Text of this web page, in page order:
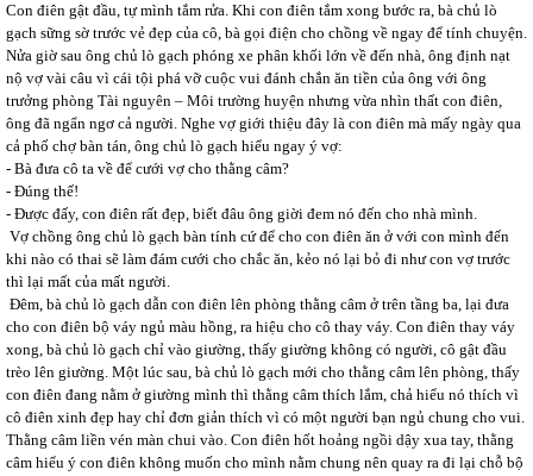
Con điên gật đầu, tự mình tắm rửa. Khi con điên tắm xong bước ra, bà chủ lò
gạch sững sờ trước vẻ đẹp của cô, bà gọi điện cho chồng về ngay để tính chuyện.
Nửa giờ sau ông chủ lò gạch phóng xe phân khối lớn về đến nhà, ông định nạt
nộ vợ vài câu vì cái tội phá vỡ cuộc vui đánh chắn ăn tiền của ông với ông
trưởng phòng Tài nguyên – Môi trường huyện nhưng vừa nhìn thất con điên,
ông đã ngẩn ngơ cả người. Nghe vợ giới thiệu đây là con điên mà mấy ngày qua
cả phố chợ bàn tán, ông chủ lò gạch hiểu ngay ý vợ:
- Bà đưa cô ta về để cưới vợ cho thằng câm?
- Đúng thế!
- Được đấy, con điên rất đẹp, biết đâu ông giời đem nó đến cho nhà mình.
Vợ chồng ông chủ lò gạch bàn tính cứ để cho con điên ăn ở với con mình đến
khi nào có thai sẽ làm đám cưới cho chắc ăn, kẻo nó lại bỏ đi như con vợ trước
thì lại mất của mất người.
Đêm, bà chủ lò gạch dẫn con điên lên phòng thằng câm ở trên tầng ba, lại đưa
cho con điên bộ váy ngủ màu hồng, ra hiệu cho cô thay váy. Con điên thay váy
xong, bà chủ lò gạch chỉ vào giường, thấy giường không có người, cô gật đầu
trèo lên giường. Một lúc sau, bà chủ lò gạch mới cho thằng câm lên phòng, thấy
con điên đang nằm ở giường mình thì thằng câm thích lắm, chả hiểu nó thích vì
cô điên xinh đẹp hay chỉ đơn giản thích vì có một người bạn ngủ chung cho vui.
Thằng câm liền vén màn chui vào. Con điên hốt hoảng ngồi dậy xua tay, thằng
câm hiểu ý con điên không muốn cho mình nằm chung nên quay ra đi lại chỗ bộ